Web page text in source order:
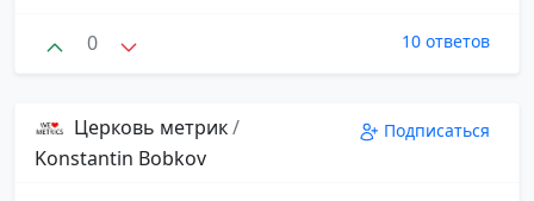
0 10 ответов
Церковь метрик/
Konstantin Bobkov
Подписаться